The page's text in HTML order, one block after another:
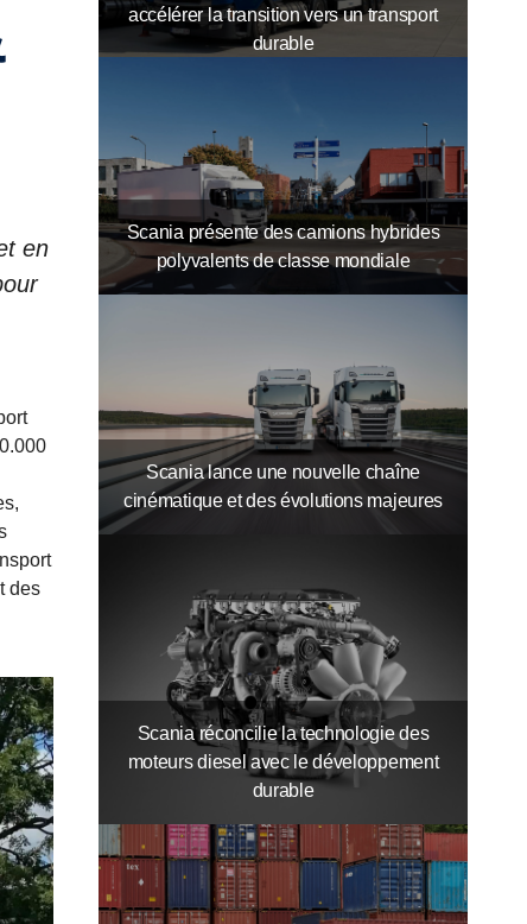
en
des
accélérer la transition vers un transport
durable
Scania présente des camions hybrides
polyvalents de classe mondiale
Scania lance une nouvelle chaîne
cinématique et des évolutions majeures
Scania réconcilie la technologie des
moteurs diesel avec le développement
durable